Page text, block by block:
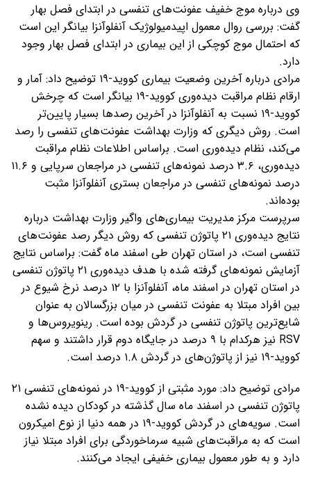
وی درباره موج خفیف عفونت‌های تنفسی در ابتدای فصل بهار
گفت: بررسی روال معمول اپیدمیولوژیک آنفلوآنزا بیانگر این است
که احتمال موج کوچکی از این بیماری در ابتدای فصل بهار وجود
دارد.
مرادی درباره آخرین وضعیت بیماری کووید-۱۹ توضیح داد: آمار و
ارقام نظام مراقبت دیده‌وری کووید-۱۹ بیانگر است که چرخش
کووید-۱۹ نسبت به آنفلوآنزا در آخرین رصد‌ها بسیار پایین‌تر
است. روش دیگری که وزارت بهداشت عفونت‌های تنفسی را رصد
می‌کند، نظام دیده‌وری است. براساس اطلاعات نظام مراقبت
دیده‌وری، ۳.۶ درصد نمونه‌های تنفسی در مراجعان سرپایی و ۱۱.۶
درصد نمونه‌های تنفسی در مراجعان بستری آنفلوآنزا مثبت
بوده‌اند.
سرپرست مرکز مدیریت بیماری‌های واگیر وزارت بهداشت درباره
نتایج دیده‌وری ۲۱ پاتوژن تنفسی که روش دیگر رصد عفونت‌های
تنفسی است، در استان تهران طی اسفند ماه گفت: براساس نتایج
آزمایش نمونه‌های گرفته شده با هدف دیده‌وری ۲۱ پاتوژن تنفسی
در استان تهران در اسفند ماه، آنفلوآنزا با ۱۲ درصد نرخ شیوع در
بین افراد مبتلا به عفونت تنفسی در میان بزرگسالان به عنوان
شایع‌ترین پاتوژن تنفسی در گردش بوده است. رینویروس‌ها و
RSV نیز هرکدام با ۹ درصد در جایگاه دوم قرار داشتند و سهم
کووید-۱۹ نیز از پاتوژن‌های در گردش ۱.۸ درصد است.
مرادی توضیح داد: مورد مثبتی از کووید-۱۹ در نمونه‌های تنفسی ۲۱
پاتوژن تنفسی در اسفند ماه سال گذشته در کودکان دیده نشده
است. سویه‌های در گردش کووید-۱۹ در همه دنیا از نوع امیکرون
است که به مراقبت‌های شبیه سرماخوردگی برای افراد مبتلا نیاز
دارد و به طور معمول بیماری خفیفی ایجاد می‌کنند.